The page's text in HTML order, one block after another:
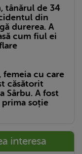
tânărul de 34
din
durerea. A
cum fiul ei
femeia cu care
căsătorit
Sârbu. A fost
soție
interesa